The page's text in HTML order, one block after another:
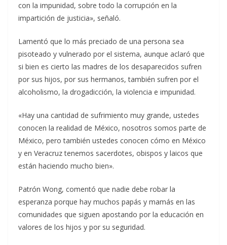
con la impunidad, sobre todo la corrupción en la
impartición de justicia», señaló.
Lamentó que lo más preciado de una persona sea
pisoteado y vulnerado por el sistema, aunque aclaró que
si bien es cierto las madres de los desaparecidos sufren
por sus hijos, por sus hermanos, también sufren por el
alcoholismo, la drogadicción, la violencia e impunidad.
«Hay una cantidad de sufrimiento muy grande, ustedes
conocen la realidad de México, nosotros somos parte de
México, pero también ustedes conocen cómo en México
y en Veracruz tenemos sacerdotes, obispos y laicos que
están haciendo mucho bien».
Patrón Wong, comentó que nadie debe robar la
esperanza porque hay muchos papás y mamás en las
comunidades que siguen apostando por la educación en
valores de los hijos y por su seguridad.